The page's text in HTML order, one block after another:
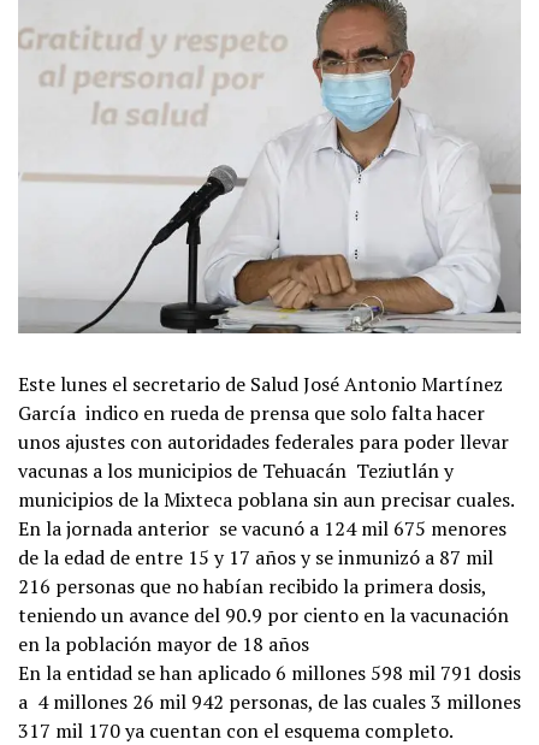
Este lunes el secretario de Salud José Antonio Martínez
García indico en rueda de prensa que solo falta hacer
unos ajustes con autoridades federales para poder llevar
vacunas a los municipios de Tehuacán Teziutlán y
municipios de la Mixteca poblana sin aun precisar cuales.
En la jornada anterior se vacunó a 124 mil 675 menores
de la edad de entre 15 y 17 años y se inmunizó a 87 mil
216 personas que no habían recibido la primera dosis,
teniendo un avance del 90.9 por ciento en la vacunación
en la población mayor de 18 años
En la entidad se han aplicado 6 millones 598 mil 791 dosis
a 4 millones 26 mil 942 personas, de las cuales 3 millones
317 mil 170 ya cuentan con el esquema completo.